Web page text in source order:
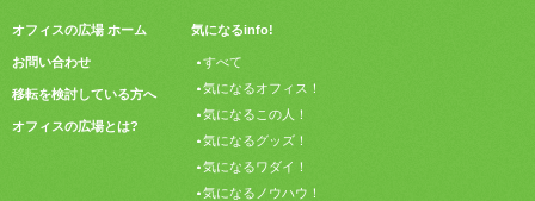
オフィスの広場 ホーム
お問い合わせ
移転を検討している方へ
オフィスの広場とは?
気になるinfo!
すべて
気になるオフィス！
気になるこの人！
気になるグッズ！
気になるワダイ！
気になるノウハウ！